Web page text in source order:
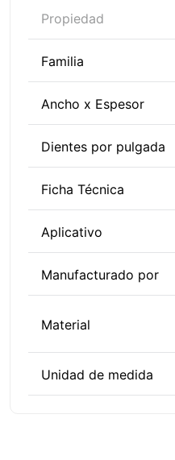
Propiedad
Familia
Ancho x Espesor
Dientes por pulgada
Ficha Técnica
Aplicativo
Manufacturado por
Material
Unidad de medida